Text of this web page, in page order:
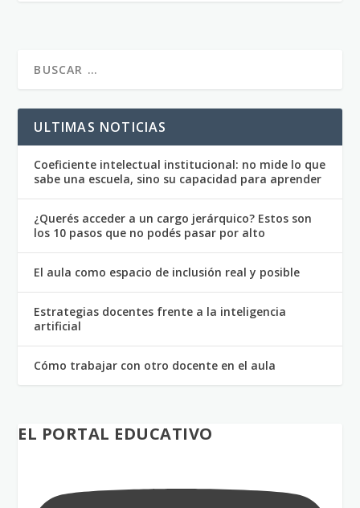
ULTIMAS NOTICIAS
Coeficiente intelectual institucional: no mide lo que
sabe una escuela, sino su capacidad para aprender
¿Querés acceder a un cargo jerárquico? Estos son
los 10 pasos que no podés pasar por alto
El aula como espacio de inclusión real y posible
Estrategias docentes frente a la inteligencia
artificial
Cómo trabajar con otro docente en el aula
EL PORTAL EDUCATIVO